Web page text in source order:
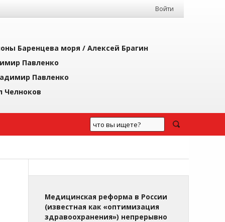
Войти
Баренцева моря / Алексей Брагин
Павленко
Павленко
Челноков
Медицинская реформа в России
(известная как «оптимизация
здравоохранения») непрерывно